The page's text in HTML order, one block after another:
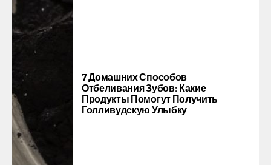
7 Домашних Способов
Отбеливания Зубов: Какие
Продукты Помогут Получить
Голливудскую Улыбку